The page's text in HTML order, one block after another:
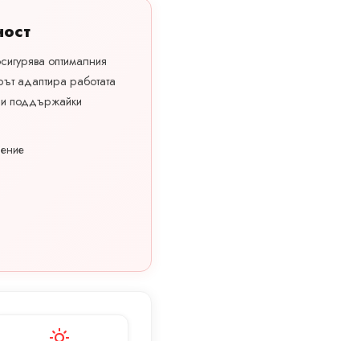
оптималния
адаптира работата
поддържайки